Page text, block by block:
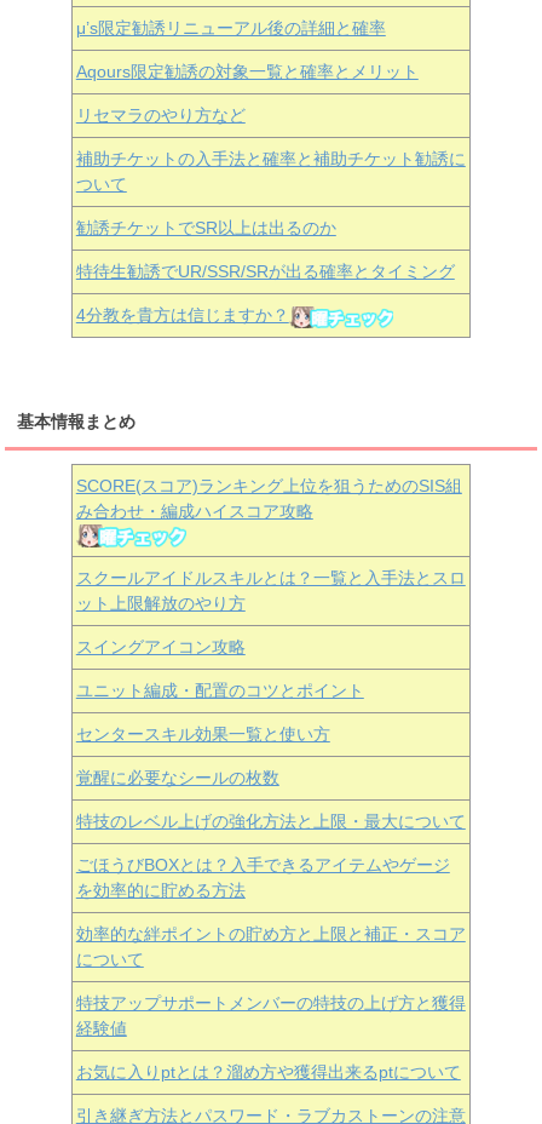
μ’s限定勧誘リニューアル後の詳細と確率
Aqours限定勧誘の対象一覧と確率とメリット
リセマラのやり方など
補助チケットの入手法と確率と補助チケット勧誘に
ついて
勧誘チケットでSR以上は出るのか
特待生勧誘でUR/SSR/SRが出る確率とタイミング
4分教を貴方は信じますか？
基本情報まとめ
SCORE(スコア)ランキング上位を狙うためのSIS組
み合わせ・編成ハイスコア攻略
スクールアイドルスキルとは？一覧と入手法とスロ
ット上限解放のやり方
スイングアイコン攻略
ユニット編成・配置のコツとポイント
センタースキル効果一覧と使い方
覚醒に必要なシールの枚数
特技のレベル上げの強化方法と上限・最大について
ごほうびBOXとは？入手できるアイテムやゲージ
を効率的に貯める方法
効率的な絆ポイントの貯め方と上限と補正・スコア
について
特技アップサポートメンバーの特技の上げ方と獲得
経験値
お気に入りptとは？溜め方や獲得出来るptについて
引き継ぎ方法とパスワード・ラブカストーンの注意